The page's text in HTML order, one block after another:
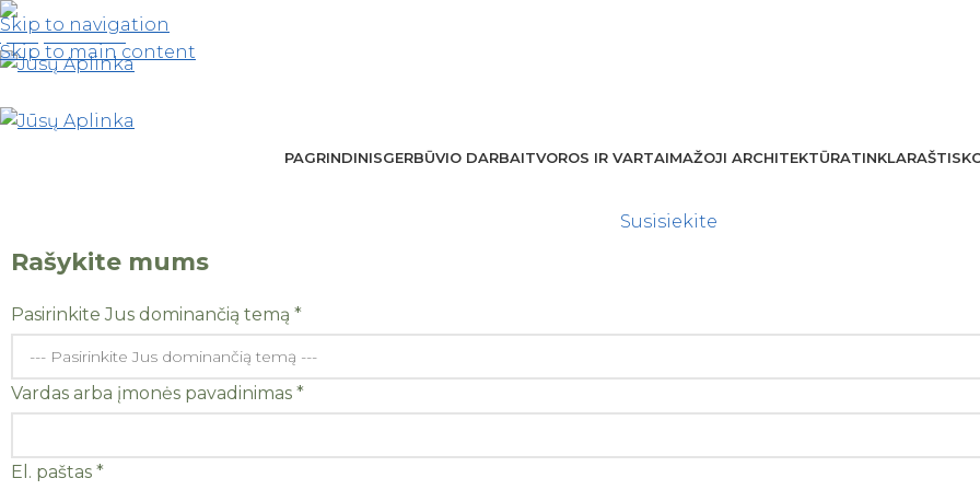
Skip to navigation
Skip to main content
(406) 555-0120
PAGRINDINISGERBŪVIO DARBAITVOROS IR VARTAIMAŽOJI ARCHITEKTŪRATINKLARAŠTIS
Susisiekite
Rašykite mums
Pasirinkite Jus dominančią temą *
pavadinimas
El.
Vardas arba įmonės pavadinimas *
El. paštas *